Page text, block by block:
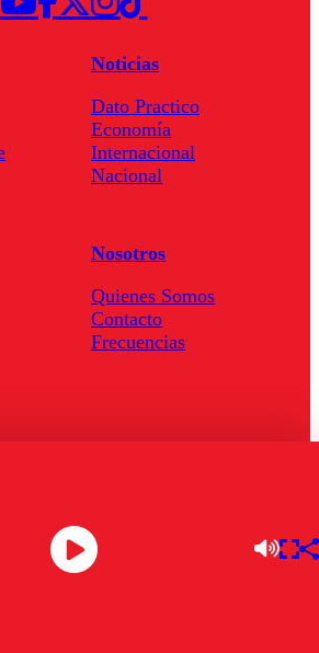
Noticias
Dato Practico
Economía
Internacional
Nacional
Nosotros
Quienes Somos
Contacto
Frecuencias